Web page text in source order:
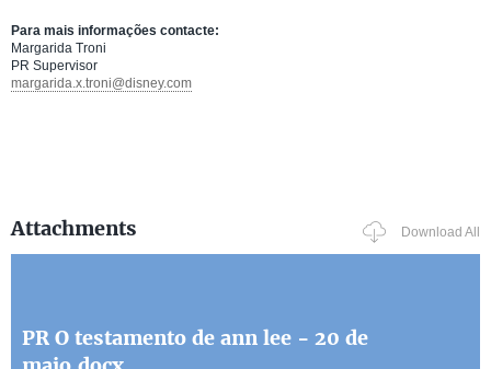
Para mais informações contacte:
Margarida Troni
PR Supervisor
margarida.x.troni@disney.com
Attachments Download All
PR O testamento de ann lee - 20 de